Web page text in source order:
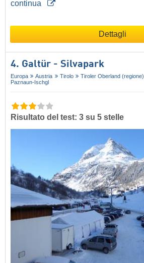
continua
Dettagli
4. Galtür - Silvapark
Europa Austria Tirolo Tiroler Oberland (regione)
Paznaun-Ischgl
Risultato del test: 3 su 5 stelle